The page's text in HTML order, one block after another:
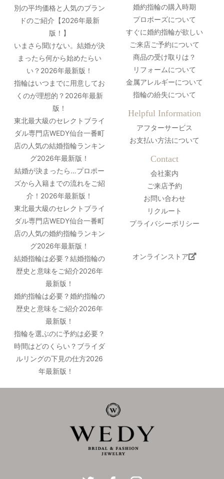
別の平均価格と人気のブラン
ドのご紹介【2026年最新
版！】
いまさら聞けない。結婚が決
まったら何から始めたらい
い？2026年最新版！
指輪はいつまでに用意してお
くのが理想的？2026年最新
版！
東北最大級のセレクトブライ
ダル専門店WEDY仙台一番町
店の人気の結婚指輪ランキン
グ2026年最新版！
結婚が決まったら…プロポー
ズから入籍までの流れをご紹
介！2026年最新版！
東北最大級のセレクトブライ
ダル専門店WEDY仙台一番町
店の人気の婚約指輪ランキン
グ2026年最新版！
結婚指輪は必要？結婚指輪の
歴史と意味をご紹介2026年
最新版！
婚約指輪は必要？婚約指輪の
歴史と意味をご紹介2026年
最新版！
指輪を選ぶのに予約は必要？
時間はどのくらい？ブライダ
ルリングの下見の仕方2026
年最新版！
婚約指輪の購入時期
プロポーズについて
すぐに婚約指輪が欲しい
ご来店ご予約について
商品の受け取りは？
リフォームについて
金属アレルギーについて
指輪の紛失について
Helpful Information
アフターサービス
お支払い方法について
Contact
会社案内
ご来店予約
お問い合わせ
リクルート
プライバシーポリシー
オンラインストア